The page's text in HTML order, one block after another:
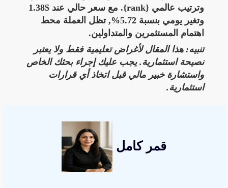
وترتيب عالمي {rank}. مع سعر حالي عند $1.38
وتغير يومي بنسبة 5.72%, تظل العملة محط
اهتمام المستثمرين والمتداولين.
تنبيه: هذا المقال لأغراض تعليمية فقط ولا يعتبر
نصيحة استثمارية. يجب عليك إجراء بحثك الخاص
واستشارة خبير مالي قبل اتخاذ أي قرارات
استثمارية.
قمر كامل